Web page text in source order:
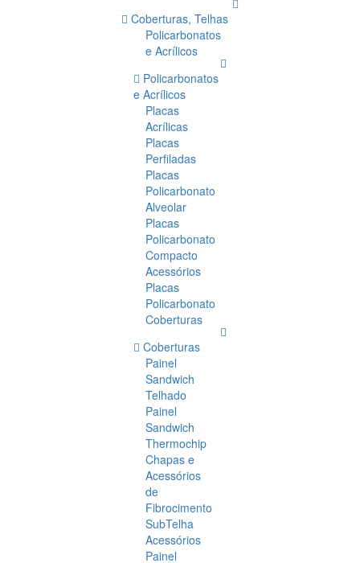
Coberturas, Telhas
Policarbonatos
e Acrílicos
Policarbonatos
e Acrílicos
Placas
Acrílicas
Placas
Perfiladas
Placas
Policarbonato
Alveolar
Placas
Policarbonato
Compacto
Acessórios
Placas
Policarbonato
Coberturas
Coberturas
Painel
Sandwich
Telhado
Painel
Sandwich
Thermochip
Chapas e
Acessórios
de
Fibrocimento
SubTelha
Acessórios
Painel